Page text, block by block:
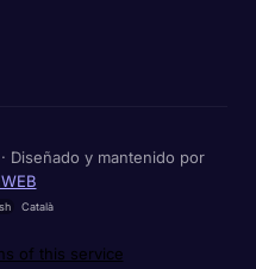
Diseñado y mantenido por
Català
of this service